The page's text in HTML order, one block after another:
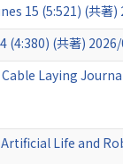
15 (5:521) (共著)
(共著) 2026/
Laying
Life and